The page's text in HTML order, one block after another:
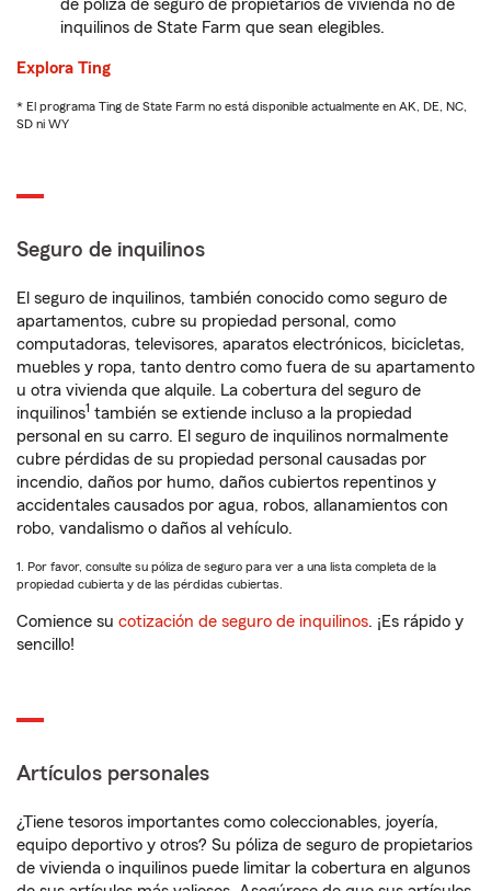
de póliza de seguro de propietarios de vivienda no de
inquilinos de State Farm que sean elegibles.
Explora Ting
* El programa Ting de State Farm no está disponible actualmente en AK, DE, NC,
SD ni WY
Seguro de inquilinos
El seguro de inquilinos, también conocido como seguro de
apartamentos, cubre su propiedad personal, como
computadoras, televisores, aparatos electrónicos, bicicletas,
muebles y ropa, tanto dentro como fuera de su apartamento
u otra vivienda que alquile. La cobertura del seguro de
inquilinos1 también se extiende incluso a la propiedad
personal en su carro. El seguro de inquilinos normalmente
cubre pérdidas de su propiedad personal causadas por
incendio, daños por humo, daños cubiertos repentinos y
accidentales causados por agua, robos, allanamientos con
robo, vandalismo o daños al vehículo.
1. Por favor, consulte su póliza de seguro para ver a una lista completa de la
propiedad cubierta y de las pérdidas cubiertas.
Comience su cotización de seguro de inquilinos. ¡Es rápido y
sencillo!
Artículos personales
¿Tiene tesoros importantes como coleccionables, joyería,
equipo deportivo y otros? Su póliza de seguro de propietarios
de vivienda o inquilinos puede limitar la cobertura en algunos